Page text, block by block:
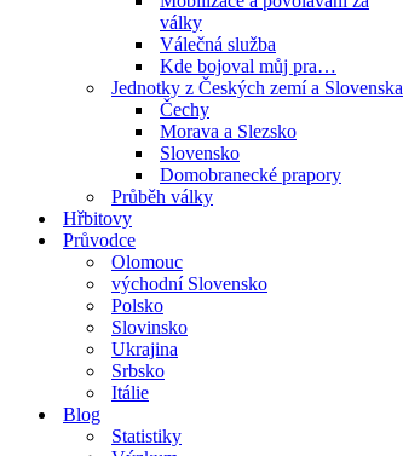
války
Válečná služba
Kde bojoval můj pra…
Jednotky z Českých zemí a Slovenska
Čechy
Morava a Slezsko
Slovensko
Domobranecké prapory
Průběh války
Hřbitovy
Průvodce
Olomouc
východní Slovensko
Polsko
Slovinsko
Ukrajina
Srbsko
Itálie
Blog
Statistiky